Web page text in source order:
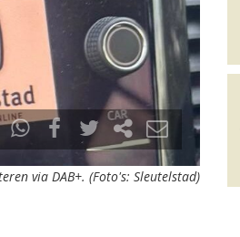
via DAB+. (Foto's: Sleutelstad)